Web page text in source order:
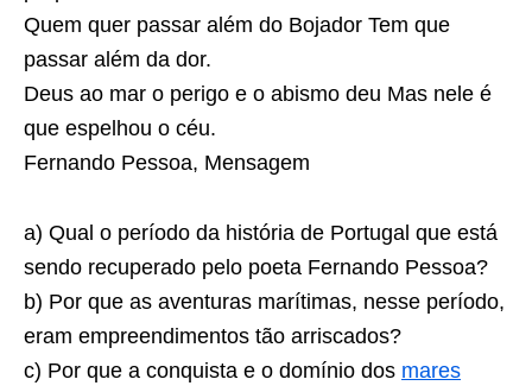
Quem quer passar além do Bojador Tem que
passar além da dor.
Deus ao mar o perigo e o abismo deu Mas nele é
que espelhou o céu.
Fernando Pessoa, Mensagem
a) Qual o período da história de Portugal que está
sendo recuperado pelo poeta Fernando Pessoa?
b) Por que as aventuras marítimas, nesse período,
eram empreendimentos tão arriscados?
c) Por que a conquista e o domínio dos mares